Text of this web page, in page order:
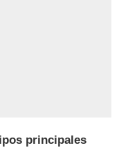
principales